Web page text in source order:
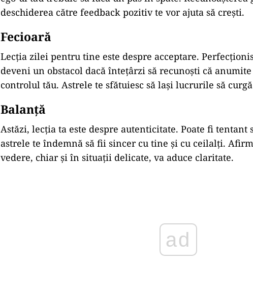
deschiderea către feedback pozitiv te vor ajuta să crești.
Fecioară
Lecția zilei pentru tine este despre acceptare.
deveni un obstacol dacă întețârzi să recunoști că
controlul tău. Astrele te sfătuiesc să lași lucrurile să
Balanță
Astăzi, lecția ta este despre autenticitate. Poate fi
astrele te îndemnă să fii sincer cu tine și cu ceilalți.
vedere, chiar și în situații delicate, va aduce claritate.
ad